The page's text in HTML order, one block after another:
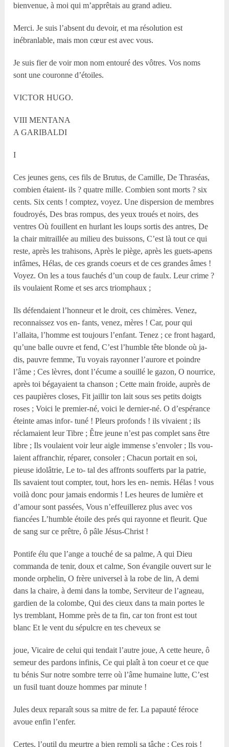
bienvenue, à moi qui m’apprêtais au grand adieu.
Merci. Je suis l’absent du devoir, et ma résolution est
inébranlable, mais mon cœur est avec vous.
Je suis fier de voir mon nom entouré des vôtres. Vos noms
sont une couronne d’étoiles.
VICTOR HUGO.
VIII MENTANA
A GARIBALDI
I
Ces jeunes gens, ces fils de Brutus, de Camille, De Thraséas,
combien étaient- ils ? quatre mille. Combien sont morts ? six
cents. Six cents ! comptez, voyez. Une dispersion de membres
foudroyés, Des bras rompus, des yeux troués et noirs, des
ventres Où fouillent en hurlant les loups sortis des antres, De
la chair mitraillée au milieu des buissons, C’est là tout ce qui
reste, après les trahisons, Après le piège, après les guets-apens
infâmes, Hélas, de ces grands coeurs et de ces grandes âmes !
Voyez. On les a tous fauchés d’un coup de faulx. Leur crime ?
ils voulaient Rome et ses arcs triomphaux ;
Ils défendaient l’honneur et le droit, ces chimères. Venez,
reconnaissez vos en- fants, venez, mères ! Car, pour qui
l’allaita, l’homme est toujours l’enfant. Tenez ; ce front hagard,
qu’une balle ouvre et fend, C’est l’humble tête blonde où ja-
dis, pauvre femme, Tu voyais rayonner l’aurore et poindre
l’âme ; Ces lèvres, dont l’écume a souillé le gazon, O nourrice,
après toi bégayaient ta chanson ; Cette main froide, auprès de
ces paupières closes, Fit jaillir ton lait sous ses petits doigts
roses ; Voici le premier-né, voici le dernier-né. O d’espérance
éteinte amas infor- tuné ! Pleurs profonds ! ils vivaient ; ils
réclamaient leur Tibre ; Être jeune n’est pas complet sans être
libre ; Ils voulaient voir leur aigle immense s’envoler ; Ils vou-
laient affranchir, réparer, consoler ; Chacun portait en soi,
pieuse idolâtrie, Le to- tal des affronts soufferts par la patrie,
Ils savaient tout compter, tout, hors les en- nemis. Hélas ! vous
voilà donc pour jamais endormis ! Les heures de lumière et
d’amour sont passées, Vous n’effeuillerez plus avec vos
fiancées L’humble étoile des prés qui rayonne et fleurit. Que
de sang sur ce prêtre, ô pâle Jésus-Christ !
Pontife élu que l’ange a touché de sa palme, A qui Dieu
commanda de tenir, doux et calme, Son évangile ouvert sur le
monde orphelin, O frère universel à la robe de lin, A demi
dans la chaire, à demi dans la tombe, Serviteur de l’agneau,
gardien de la colombe, Qui des cieux dans ta main portes le
lys tremblant, Homme près de ta fin, car ton front est tout
blanc Et le vent du sépulcre en tes cheveux se
joue, Vicaire de celui qui tendait l’autre joue, A cette heure, ô
semeur des pardons infinis, Ce qui plaît à ton coeur et ce que
tu bénis Sur notre sombre terre où l’âme humaine lutte, C’est
un fusil tuant douze hommes par minute !
Jules deux reparaît sous sa mitre de fer. La papauté féroce
avoue enfin l’enfer.
Certes, l’outil du meurtre a bien rempli sa tâche ; Ces rois !